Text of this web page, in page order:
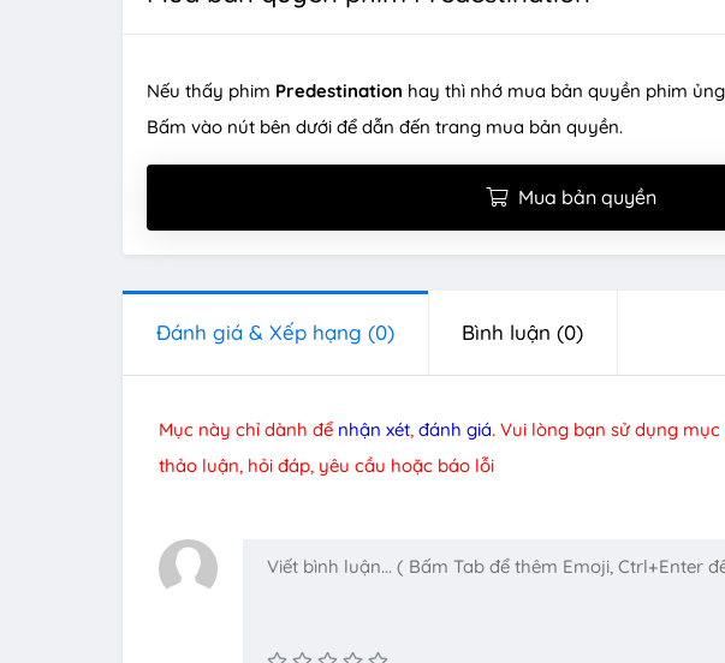
Nếu thấy phim Predestination hay thì nhớ mua bản quyền phim
Bấm vào nút bên dưới để dẫn đến trang mua bản quyền.
Mua bản quyền
Đánh giá & Xếp hạng (0) Bình luận (0)
Mục này chỉ dành để nhận xét, đánh giá. Vui lòng bạn sử dụng mục
thảo luận, hỏi đáp, yêu cầu hoặc báo lỗi